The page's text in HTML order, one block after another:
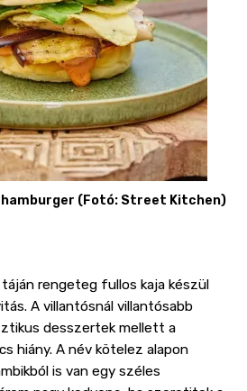
(Fotó: Street Kitchen)
rengeteg fullos kaja készül
A villantósnál villantósabb
desszertek mellett a
hiány. A név kötelez alapon
is van egy széles